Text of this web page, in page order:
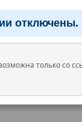
отключены.
только со